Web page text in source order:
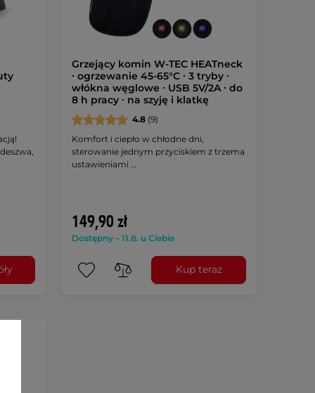
Grzejący komin W-TEC HEATneck
∙ ogrzewanie 45-65°C ∙ 3 tryby ∙
włókna węglowe ∙ USB 5V/2A ∙ do
8 h pracy ∙ na szyję i klatkę
4.8(9)
Komfort i ciepło w chłodne dni,
sterowanie jednym przyciskiem z trzema
ustawieniami …
149,90 zł
Dostępny – 11.8. u Ciebie
Kup teraz